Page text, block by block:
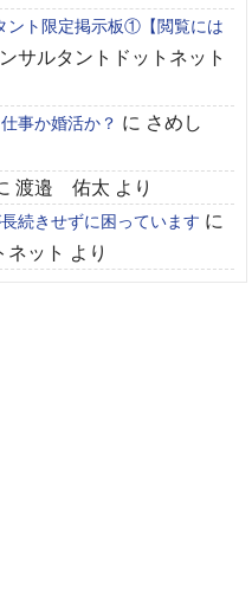
ント限定掲示板①【閲覧には
サルタントドットネット
事か婚活か？ に さめし
渡邉 佑太 より
続きせずに困っています に
ネット より